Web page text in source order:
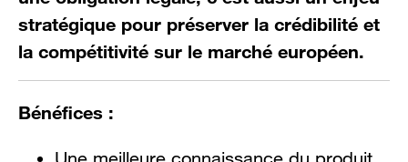
stratégique pour préserver la crédibilité et
la compétitivité sur le marché européen.
Bénéfices :